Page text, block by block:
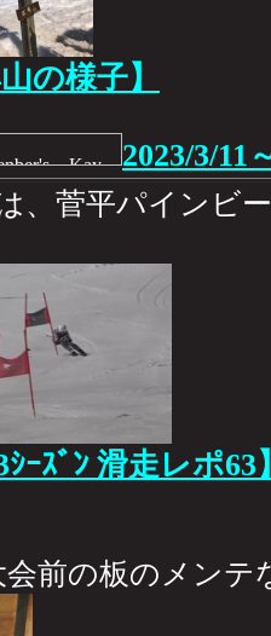
の様子】
2023/3/11
、菅平パインビ
ｼｰｽﾞﾝ 滑走レポ63
会前の板のメンテ